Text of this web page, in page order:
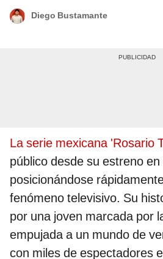
Diego Bustamante
La serie mexicana 'Rosario
público desde su estreno en
posicionándose
fenómeno televisivo. Su
por una joven marcada por
empujada a un mundo de
con miles de espectadores